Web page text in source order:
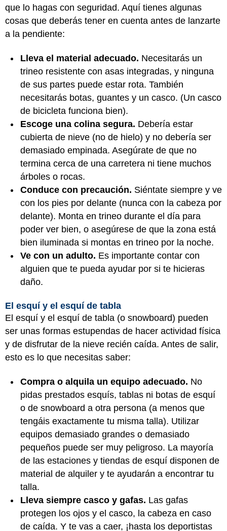
que lo hagas con seguridad. Aquí tienes algunas
cosas que deberás tener en cuenta antes de lanzarte
a la pendiente:
Lleva el material adecuado. Necesitarás un
trineo resistente con asas integradas, y ninguna
de sus partes puede estar rota. También
necesitarás botas, guantes y un casco. (Un casco
de bicicleta funciona bien).
Escoge una colina segura. Debería estar
cubierta de nieve (no de hielo) y no debería ser
demasiado empinada. Asegúrate de que no
termina cerca de una carretera ni tiene muchos
árboles o rocas.
Conduce con precaución. Siéntate siempre y ve
con los pies por delante (nunca con la cabeza por
delante). Monta en trineo durante el día para
poder ver bien, o asegúrese de que la zona está
bien iluminada si montas en trineo por la noche.
Ve con un adulto. Es importante contar con
alguien que te pueda ayudar por si te hicieras
daño.
El esquí y el esquí de tabla
El esquí y el esquí de tabla (o snowboard) pueden
ser unas formas estupendas de hacer actividad física
y de disfrutar de la nieve recién caída. Antes de salir,
esto es lo que necesitas saber:
Compra o alquila un equipo adecuado. No
pidas prestados esquís, tablas ni botas de esquí
o de snowboard a otra persona (a menos que
tengáis exactamente tu misma talla). Utilizar
equipos demasiado grandes o demasiado
pequeños puede ser muy peligroso. La mayoría
de las estaciones y tiendas de esquí disponen de
material de alquiler y te ayudarán a encontrar tu
talla.
Lleva siempre casco y gafas. Las gafas
protegen los ojos y el casco, la cabeza en caso
de caída. Y te vas a caer, ¡hasta los deportistas